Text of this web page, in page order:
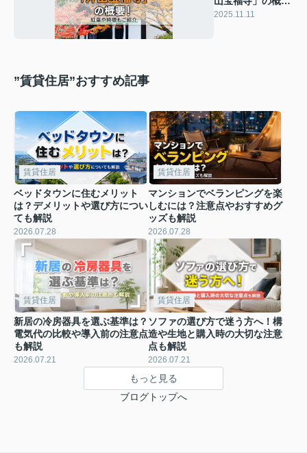
要！紅葉や特徴も
2025.11.11
”賃貸住居”おすすめ記事
賃貸住居
ベッドタウンに住むメリット
は？デメリットや選び方につい
ても解説
2026.07.28
賃貸住居
マンションでベランピングを楽
しむには？注意点やおすすめグ
ッズも解説
2026.07.28
賃貸住居
新居の冷房器具を選ぶ基準は？
電気代の比較や導入前の注意点
も解説
2026.07.21
賃貸住居
ソファの選び方で迷う方へ！構
造や生地と購入時の大切な注意
点も解説
2026.07.21
もっと見る
ブログトップへ